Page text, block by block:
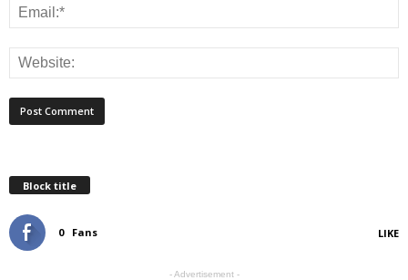
Block title
0 Fans LIKE
- Advertisement -